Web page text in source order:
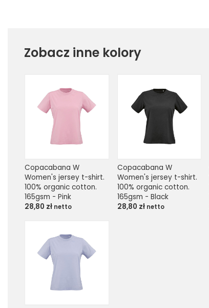
Zobacz inne kolory
Copacabana W
Women's jersey t-shirt.
100% organic cotton.
165gsm - Pink
28,80 zł netto
Copacabana W
Women's jersey t-shirt.
100% organic cotton.
165gsm - Black
28,80 zł netto